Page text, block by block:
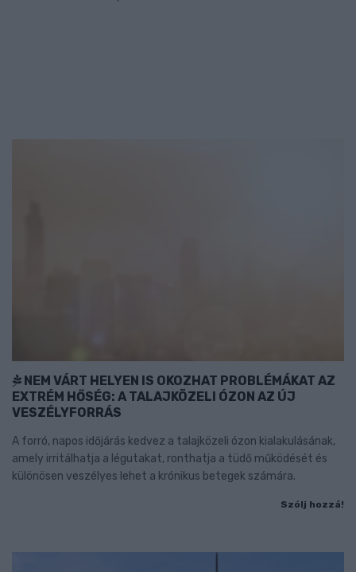
NEM VÁRT HELYEN IS OKOZHAT PROBLÉMÁKAT AZ
EXTRÉM HŐSÉG: A TALAJKÖZELI ÓZON AZ ÚJ
VESZÉLYFORRÁS
A forró, napos időjárás kedvez a talajközeli ózon kialakulásának,
amely irritálhatja a légutakat, ronthatja a tüdő működését és
különösen veszélyes lehet a krónikus betegek számára.
Szólj hozzá!